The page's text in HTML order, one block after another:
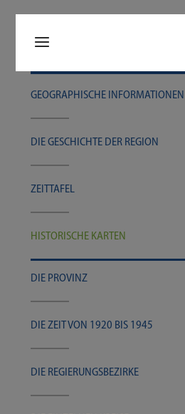
GEO­GRA­PHI­SCHE INFORMATIONEN
DIE GESCHICH­TE DER REGION
ZEIT­TA­FEL
HIS­TO­RI­SCHE KARTEN
DIE PRO­VINZ
DIE ZEIT VON 1920 BIS 1945
DIE REGIE­RUNGS­BE­ZIR­KE